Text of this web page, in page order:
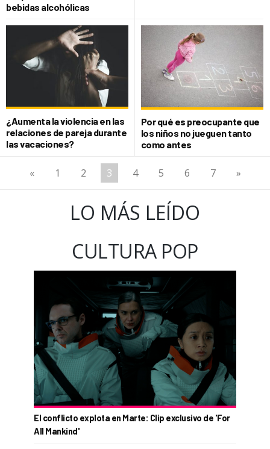
bebidas alcohólicas
¿Aumenta la violencia en las
relaciones de pareja durante
las vacaciones?
Por qué es preocupante que
los niños no jueguen tanto
como antes
« 1 2 3 4 5 6 7 »
LO MÁS LEÍDO
CULTURA POP
El conflicto explota en Marte: Clip exclusivo de 'For
All Mankind'